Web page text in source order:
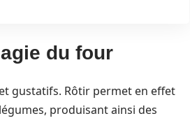
du four
gustatifs. Rôtir permet en effet
produisant ainsi des